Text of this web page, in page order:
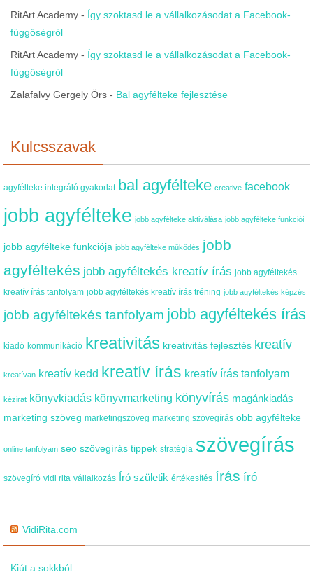
RitArt Academy - Így szoktasd le a vállalkozásodat a Facebook-
függőségről
RitArt Academy - Így szoktasd le a vállalkozásodat a Facebook-
függőségről
Zalafalvy Gergely Örs - Bal agyfélteke fejlesztése
Kulcsszavak
agyfélteke integráló gyakorlat bal agyfélteke creative facebook
jobb agyfélteke jobb agyfélteke aktiválása jobb agyfélteke funkciói
jobb agyfélteke funkciója jobb agyfélteke működés jobb
agyféltekés jobb agyféltekés kreatív írás jobb agyféltekés
kreatív írás tanfolyam jobb agyféltekés kreatív írás tréning jobb agyféltekés képzés
jobb agyféltekés tanfolyam jobb agyféltekés írás
kiadó kommunikáció kreativitás kreativitás fejlesztés kreatív
kreatívan kreatív kedd kreatív írás kreatív írás tanfolyam
kézirat könyvkiadás könyvmarketing könyvírás magánkiadás
marketing szöveg marketingszöveg marketing szövegírás obb agyfélteke
online tanfolyam seo szövegírás tippek stratégia szövegírás
szövegíró vidi rita vállalkozás Író születik értékesítés írás író
VidiRita.com
Kiút a sokkból